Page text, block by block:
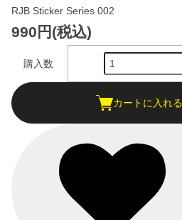
RJB Sticker Series 002
990円(税込)
購入数
カートに入れる